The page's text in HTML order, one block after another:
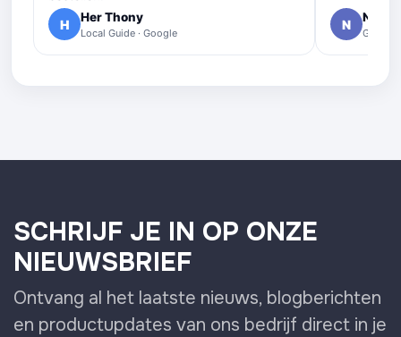
H Her Thony
Local Guide · Google
N Nelly
Google
SCHRIJF JE IN OP ONZE
NIEUWSBRIEF
Ontvang al het laatste nieuws, blogberichten
en productupdates van ons bedrijf direct in je